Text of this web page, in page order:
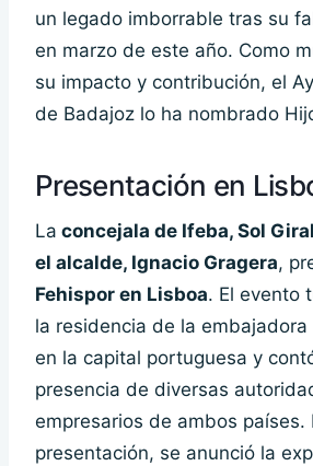
un legado imborrable tras su
en marzo de este año. Como
su impacto y contribución, el
de Badajoz lo ha nombrado
Presentación en
La concejala de Ifeba, Sol
el alcalde, Ignacio Gragera,
Fehispor en Lisboa. El evento
la residencia de la embajadora
en la capital portuguesa y
presencia de diversas
empresarios de ambos países.
presentación, se anunció la